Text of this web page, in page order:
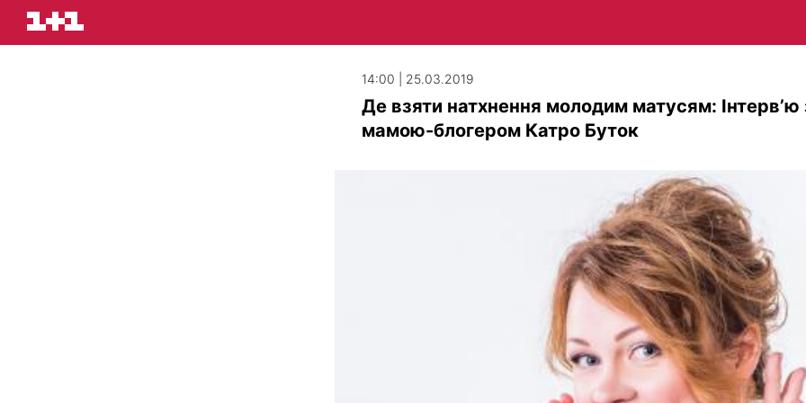
14:00 | 25.03.2019
Де взяти натхнення молодим матусям: Інтерв’ю
мамою-блогером Катро Буток